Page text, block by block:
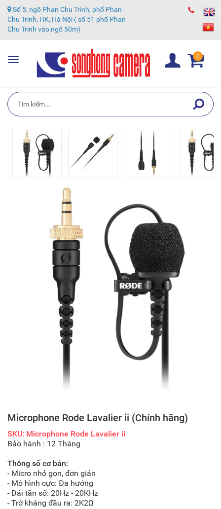
Số 5, ngõ Phan Chu Trinh, phố Phan
Chu Trinh, HK, Hà Nội ( số 51 phố Phan
Chu Trinh vào ngõ 50m)
Toggle
navigation
0
Microphone Rode Lavalier ii (Chính hãng)
SKU: Microphone Rode Lavalier ii
Bảo hành : 12 Tháng
Thông số cơ bản:
- Micro nhỏ gọn, đơn giản
- Mô hình cực: Đa hướng
- Dải tần số: 20Hz - 20KHz
- Trở kháng đầu ra: 2K2Ω